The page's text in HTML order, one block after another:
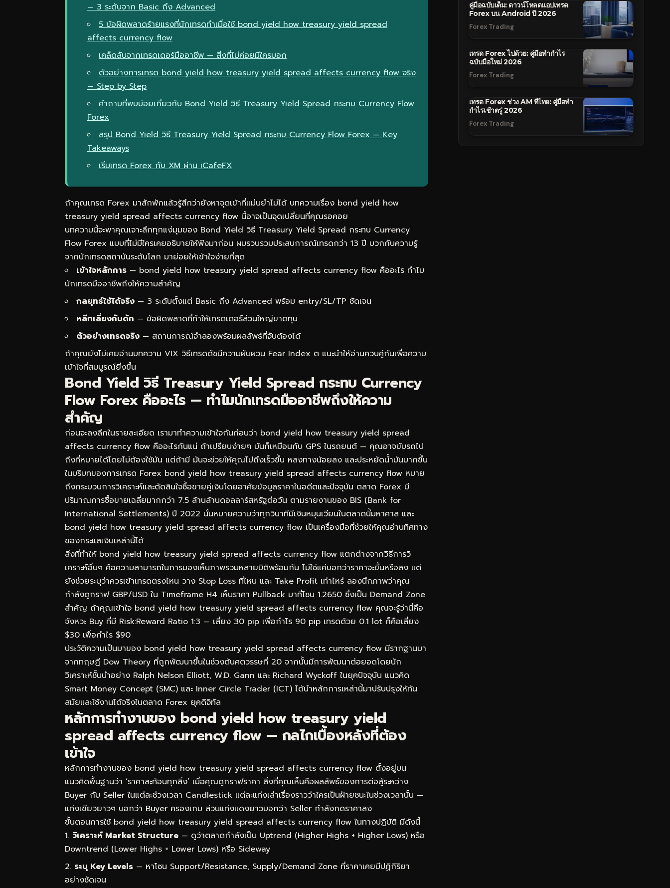
— 3 ระดับจาก Basic ถึง Advanced
5 ข้อผิดพลาดร้ายแรงที่นักเทรดทำเมื่อใช้ bond yield how treasury yield spread
affects currency flow
เคล็ดลับจากเทรดเดอร์มืออาชีพ — สิ่งที่ไม่ค่อยมีใครบอก
ตัวอย่างการเทรด bond yield how treasury yield spread affects currency flow จริง
— Step by Step
คำถามที่พบบ่อยเกี่ยวกับ Bond Yield วิธี Treasury Yield Spread กระทบ Currency Flow
Forex
สรุป Bond Yield วิธี Treasury Yield Spread กระทบ Currency Flow Forex — Key
Takeaways
เริ่มเทรด Forex กับ XM ผ่าน iCafeFX
ถ้าคุณเทรด Forex มาสักพักแล้วรู้สึกว่ายังหาจุดเข้าที่แม่นยำไม่ได้ บทความเรื่อง bond yield how
treasury yield spread affects currency flow นี้อาจเป็นจุดเปลี่ยนที่คุณรอคอย
บทความนี้จะพาคุณเจาะลึกทุกแง่มุมของ Bond Yield วิธี Treasury Yield Spread กระทบ Currency
Flow Forex แบบที่ไม่มีใครเคยอธิบายให้ฟังมาก่อน ผมรวบรวมประสบการณ์เทรดกว่า 13 ปี บวกกับความรู้
จากนักเทรดสถาบันระดับโลก มาย่อยให้เข้าใจง่ายที่สุด
เข้าใจหลักการ — bond yield how treasury yield spread affects currency flow คืออะไร ทำไม
นักเทรดมืออาชีพถึงให้ความสำคัญ
กลยุทธ์ใช้ได้จริง — 3 ระดับตั้งแต่ Basic ถึง Advanced พร้อม entry/SL/TP ชัดเจน
หลีกเลี่ยงกับดัก — ข้อผิดพลาดที่ทำให้เทรดเดอร์ส่วนใหญ่ขาดทุน
ตัวอย่างเทรดจริง — สถานการณ์จำลองพร้อมผลลัพธ์ที่จับต้องได้
ถ้าคุณยังไม่เคยอ่านบทความ VIX วิธีเทรดดัชนีความผันผวน Fear Index ต แนะนำให้อ่านควบคู่กันเพื่อความ
เข้าใจที่สมบูรณ์ยิ่งขึ้น
Bond Yield วิธี Treasury Yield Spread กระทบ Currency
Flow Forex คืออะไร — ทำไมนักเทรดมืออาชีพถึงให้ความ
สำคัญ
ก่อนจะลงลึกในรายละเอียด เรามาทำความเข้าใจกันก่อนว่า bond yield how treasury yield spread
affects currency flow คืออะไรกันแน่ ถ้าเปรียบง่ายๆ มันก็เหมือนกับ GPS ในรถยนต์ — คุณอาจขับรถไป
ถึงที่หมายได้โดยไม่ต้องใช้มัน แต่ถ้ามี มันจะช่วยให้คุณไปถึงเร็วขึ้น หลงทางน้อยลง และประหยัดน้ำมันมากขึ้น
ในบริบทของการเทรด Forex bond yield how treasury yield spread affects currency flow หมาย
ถึงกระบวนการวิเคราะห์และตัดสินใจซื้อขายคู่เงินโดยอาศัยข้อมูลราคาในอดีตและปัจจุบัน ตลาด Forex มี
ปริมาณการซื้อขายเฉลี่ยมากกว่า 7.5 ล้านล้านดอลลาร์สหรัฐต่อวัน ตามรายงานของ BIS (Bank for
International Settlements) ปี 2022 นั่นหมายความว่าทุกวินาทีมีเงินหมุนเวียนในตลาดนี้มหาศาล และ
bond yield how treasury yield spread affects currency flow เป็นเครื่องมือที่ช่วยให้คุณอ่านทิศทาง
ของกระแสเงินเหล่านี้ได้
สิ่งที่ทำให้ bond yield how treasury yield spread affects currency flow แตกต่างจากวิธีการวิ
เคราะห์อื่นๆ คือความสามารถในการมองเห็นภาพรวมหลายมิติพร้อมกัน ไม่ใช่แค่บอกว่าราคาจะขึ้นหรือลง แต่
ยังช่วยระบุว่าควรเข้าเทรดตรงไหน วาง Stop Loss ที่ไหน และ Take Profit เท่าไหร่ ลองนึกภาพว่าคุณ
กำลังดูกราฟ GBP/USD ใน Timeframe H4 เห็นราคา Pullback มาที่โซน 1.2650 ซึ่งเป็น Demand Zone
สำคัญ ถ้าคุณเข้าใจ bond yield how treasury yield spread affects currency flow คุณจะรู้ว่านี่คือ
จังหวะ Buy ที่มี Risk:Reward Ratio 1:3 — เสี่ยง 30 pip เพื่อกำไร 90 pip เทรดด้วย 0.1 lot ก็คือเสี่ยง
$30 เพื่อกำไร $90
ประวัติความเป็นมาของ bond yield how treasury yield spread affects currency flow มีรากฐานมา
จากทฤษฎี Dow Theory ที่ถูกพัฒนาขึ้นในช่วงต้นศตวรรษที่ 20 จากนั้นมีการพัฒนาต่อยอดโดยนัก
วิเคราะห์ชั้นนำอย่าง Ralph Nelson Elliott, W.D. Gann และ Richard Wyckoff ในยุคปัจจุบัน แนวคิด
Smart Money Concept (SMC) และ Inner Circle Trader (ICT) ได้นำหลักการเหล่านี้มาปรับปรุงให้ทัน
สมัยและใช้งานได้จริงในตลาด Forex ยุคดิจิทัล
หลักการทำงานของ bond yield how treasury yield
spread affects currency flow — กลไกเบื้องหลังที่ต้อง
เข้าใจ
หลักการทำงานของ bond yield how treasury yield spread affects currency flow ตั้งอยู่บน
แนวคิดพื้นฐานว่า ‘ราคาสะท้อนทุกสิ่ง’ เมื่อคุณดูกราฟราคา สิ่งที่คุณเห็นคือผลลัพธ์ของการต่อสู้ระหว่าง
Buyer กับ Seller ในแต่ละช่วงเวลา Candlestick แต่ละแท่งเล่าเรื่องราวว่าใครเป็นฝ่ายชนะในช่วงเวลานั้น —
แท่งเขียวยาวๆ บอกว่า Buyer ครองเกม ส่วนแท่งแดงยาวบอกว่า Seller กำลังกดราคาลง
ขั้นตอนการใช้ bond yield how treasury yield spread affects currency flow ในทางปฏิบัติ มีดังนี้
วิเคราะห์ Market Structure — ดูว่าตลาดกำลังเป็น Uptrend (Higher Highs + Higher Lows) หรือ
Downtrend (Lower Highs + Lower Lows) หรือ Sideway
ระบุ Key Levels — หาโซน Support/Resistance, Supply/Demand Zone ที่ราคาเคยมีปฏิกิริยา
อย่างชัดเจน
คู่มือฉบับเต็ม: ดาวน์โหลดแอปเทรด
Forex บน Android ปี 2026
Forex Trading
เทรด Forex ไปด้วย: คู่มือทำกำไร
ฉบับมือใหม่ 2026
Forex Trading
เทรด Forex ช่วง AM ที่ไทย: คู่มือทำ
กำไรเช้าตรู่ 2026
Forex Trading